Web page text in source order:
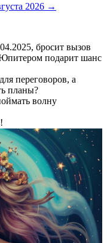
2026 →
бросит вызов
подарит шанс
переговоров, а
планы?
волну